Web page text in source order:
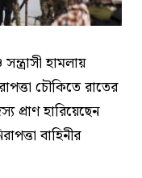
হামলায়
চৌকিতে রাতের
প্রাণ হারিয়েছেন
বাহিনীর